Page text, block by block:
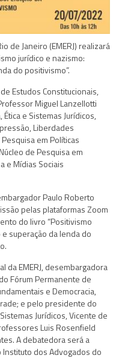
de Janeiro (EMERJ) realizará
jurídico e nazismo:
do positivismo”.
Estudos Constitucionais,
Miguel Lanzellotti
e Sistemas Jurídicos,
Liberdades
em Políticas
de Pesquisa em
e Mídias Sociais
Paulo Roberto
pelas plataformas Zoom
do livro “Positivismo
superação da lenda do
da EMERJ, desembargadora
Fórum Permanente de
e Democracia,
e pelo presidente do
Jurídicos, Vicente de
Luis Rosenfield
A debatedora será a
dos Advogados do